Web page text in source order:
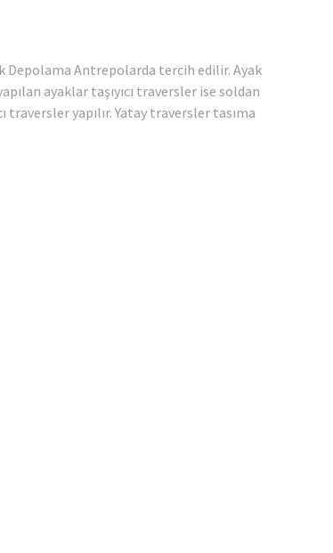
Antrepolarda tercih edilir. Ayak
ayaklar taşıyıcı traversler ise soldan
traversler yapılır. Yatay traversler tasıma